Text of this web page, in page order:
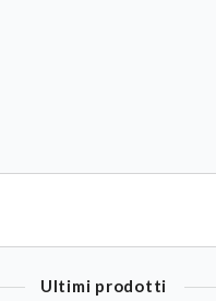
Ultimi prodotti